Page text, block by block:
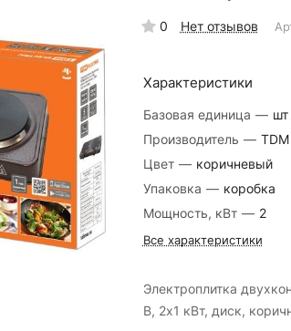
0 Нет отзывов
Характеристики
Базовая единица — шт
Производитель — TDM
Цвет — коричневый
Упаковка — коробка
Мощность, кВт — 2
Все характеристики
Электроплитка
В, 2х1 кВт, диск,